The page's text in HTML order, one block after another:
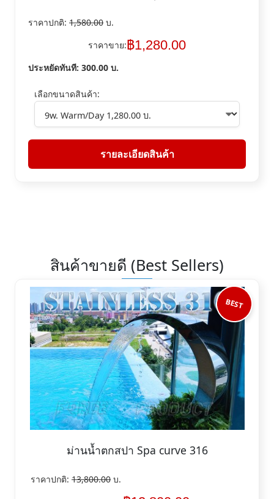
ราคาปกติ: 1,580.00 บ.
ราคาขาย:฿1,280.00
ประหยัดทันที: 300.00 บ.
เลือกขนาดสินค้า:
รายละเอียดสินค้า
สินค้าขายดี (Best Sellers)
BEST
ม่านน้ำตกสปา Spa curve 316
ราคาปกติ: 13,800.00 บ.